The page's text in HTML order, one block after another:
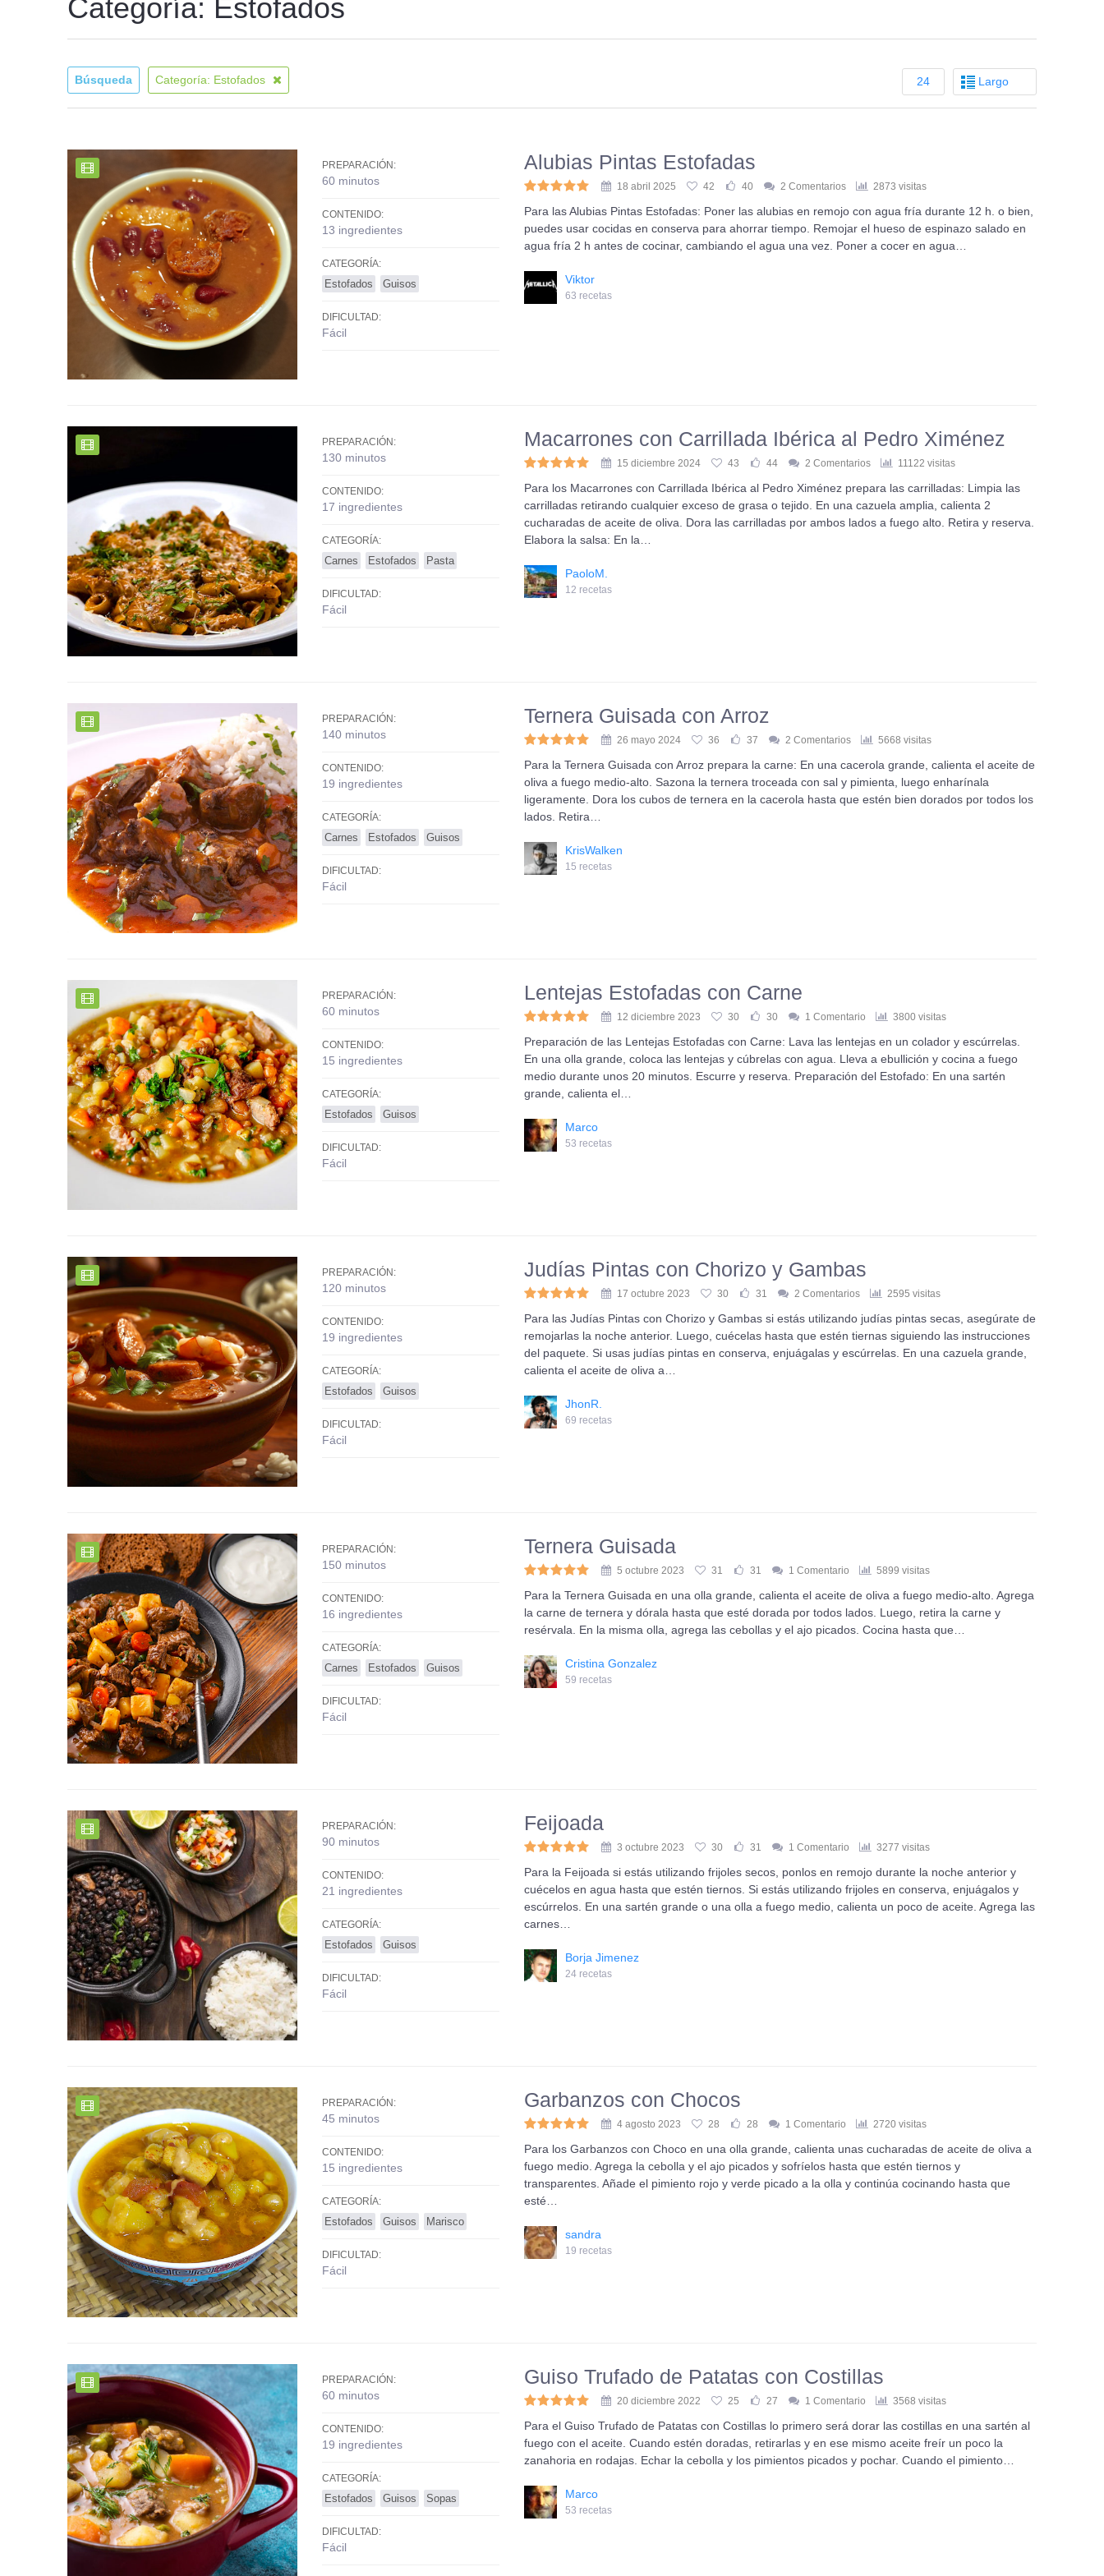
Categoría: Estofados
Búsqueda Categoría: Estofados Largo
24
PREPARACIÓN:
60 minutos
CONTENIDO:
13 ingredientes
CATEGORÍA:
Estofados Guisos
DIFICULTAD:
Fácil
Alubias Pintas Estofadas
18 abril 2025 42 40 2 Comentarios 2873 visitas
Para las Alubias Pintas Estofadas: Poner las alubias en remojo con agua fría durante 12 h. o bien,
puedes usar cocidas en conserva para ahorrar tiempo. Remojar el hueso de espinazo salado en
agua fría 2 h antes de cocinar, cambiando el agua una vez. Poner a cocer en agua…
Viktor
63 recetas
PREPARACIÓN:
130 minutos
CONTENIDO:
17 ingredientes
CATEGORÍA:
Carnes Estofados Pasta
DIFICULTAD:
Fácil
Macarrones con Carrillada Ibérica al Pedro Ximénez
15 diciembre 2024 43 44 2 Comentarios 11122 visitas
Para los Macarrones con Carrillada Ibérica al Pedro Ximénez prepara las carrilladas: Limpia las
carrilladas retirando cualquier exceso de grasa o tejido. En una cazuela amplia, calienta 2
cucharadas de aceite de oliva. Dora las carrilladas por ambos lados a fuego alto. Retira y reserva.
Elabora la salsa: En la…
PaoloM.
12 recetas
PREPARACIÓN:
140 minutos
CONTENIDO:
19 ingredientes
CATEGORÍA:
Carnes Estofados Guisos
DIFICULTAD:
Fácil
Ternera Guisada con Arroz
26 mayo 2024 36 37 2 Comentarios 5668 visitas
Para la Ternera Guisada con Arroz prepara la carne: En una cacerola grande, calienta el aceite de
oliva a fuego medio-alto. Sazona la ternera troceada con sal y pimienta, luego enharínala
ligeramente. Dora los cubos de ternera en la cacerola hasta que estén bien dorados por todos los
lados. Retira…
KrisWalken
15 recetas
PREPARACIÓN:
60 minutos
CONTENIDO:
15 ingredientes
CATEGORÍA:
Estofados Guisos
DIFICULTAD:
Fácil
Lentejas Estofadas con Carne
12 diciembre 2023 30 30 1 Comentario 3800 visitas
Preparación de las Lentejas Estofadas con Carne: Lava las lentejas en un colador y escúrrelas.
En una olla grande, coloca las lentejas y cúbrelas con agua. Lleva a ebullición y cocina a fuego
medio durante unos 20 minutos. Escurre y reserva. Preparación del Estofado: En una sartén
grande, calienta el…
Marco
53 recetas
PREPARACIÓN:
120 minutos
CONTENIDO:
19 ingredientes
CATEGORÍA:
Estofados Guisos
DIFICULTAD:
Fácil
Judías Pintas con Chorizo y Gambas
17 octubre 2023 30 31 2 Comentarios 2595 visitas
Para las Judías Pintas con Chorizo y Gambas si estás utilizando judías pintas secas, asegúrate de
remojarlas la noche anterior. Luego, cuécelas hasta que estén tiernas siguiendo las instrucciones
del paquete. Si usas judías pintas en conserva, enjuágalas y escúrrelas. En una cazuela grande,
calienta el aceite de oliva a…
JhonR.
69 recetas
PREPARACIÓN:
150 minutos
CONTENIDO:
16 ingredientes
CATEGORÍA:
Carnes Estofados Guisos
DIFICULTAD:
Fácil
Ternera Guisada
5 octubre 2023 31 31 1 Comentario 5899 visitas
Para la Ternera Guisada en una olla grande, calienta el aceite de oliva a fuego medio-alto. Agrega
la carne de ternera y dórala hasta que esté dorada por todos lados. Luego, retira la carne y
resérvala. En la misma olla, agrega las cebollas y el ajo picados. Cocina hasta que…
Cristina Gonzalez
59 recetas
PREPARACIÓN:
90 minutos
CONTENIDO:
21 ingredientes
CATEGORÍA:
Estofados Guisos
DIFICULTAD:
Fácil
Feijoada
3 octubre 2023 30 31 1 Comentario 3277 visitas
Para la Feijoada si estás utilizando frijoles secos, ponlos en remojo durante la noche anterior y
cuécelos en agua hasta que estén tiernos. Si estás utilizando frijoles en conserva, enjuágalos y
escúrrelos. En una sartén grande o una olla a fuego medio, calienta un poco de aceite. Agrega las
carnes…
Borja Jimenez
24 recetas
PREPARACIÓN:
45 minutos
CONTENIDO:
15 ingredientes
CATEGORÍA:
Estofados Guisos Marisco
DIFICULTAD:
Fácil
Garbanzos con Chocos
4 agosto 2023 28 28 1 Comentario 2720 visitas
Para los Garbanzos con Choco en una olla grande, calienta unas cucharadas de aceite de oliva a
fuego medio. Agrega la cebolla y el ajo picados y sofríelos hasta que estén tiernos y
transparentes. Añade el pimiento rojo y verde picado a la olla y continúa cocinando hasta que
esté…
sandra
19 recetas
PREPARACIÓN:
60 minutos
CONTENIDO:
19 ingredientes
CATEGORÍA:
Estofados Guisos Sopas
DIFICULTAD:
Fácil
Guiso Trufado de Patatas con Costillas
20 diciembre 2022 25 27 1 Comentario 3568 visitas
Para el Guiso Trufado de Patatas con Costillas lo primero será dorar las costillas en una sartén al
fuego con el aceite. Cuando estén doradas, retirarlas y en ese mismo aceite freír un poco la
zanahoria en rodajas. Echar la cebolla y los pimientos picados y pochar. Cuando el pimiento…
Marco
53 recetas